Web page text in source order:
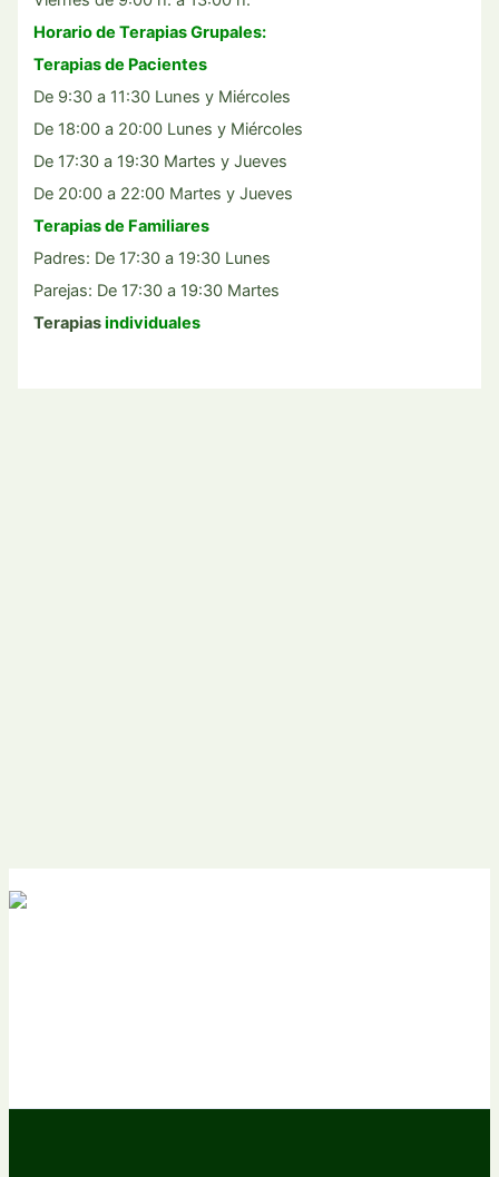
Horario de Terapias Grupales:
Terapias de Pacientes
De 9:30 a 11:30 Lunes y Miércoles
De 18:00 a 20:00 Lunes y Miércoles
De 17:30 a 19:30 Martes y Jueves
De 20:00 a 22:00 Martes y Jueves
Terapias de Familiares
Padres: De 17:30 a 19:30 Lunes
Parejas: De 17:30 a 19:30 Martes
Terapiasindividuales